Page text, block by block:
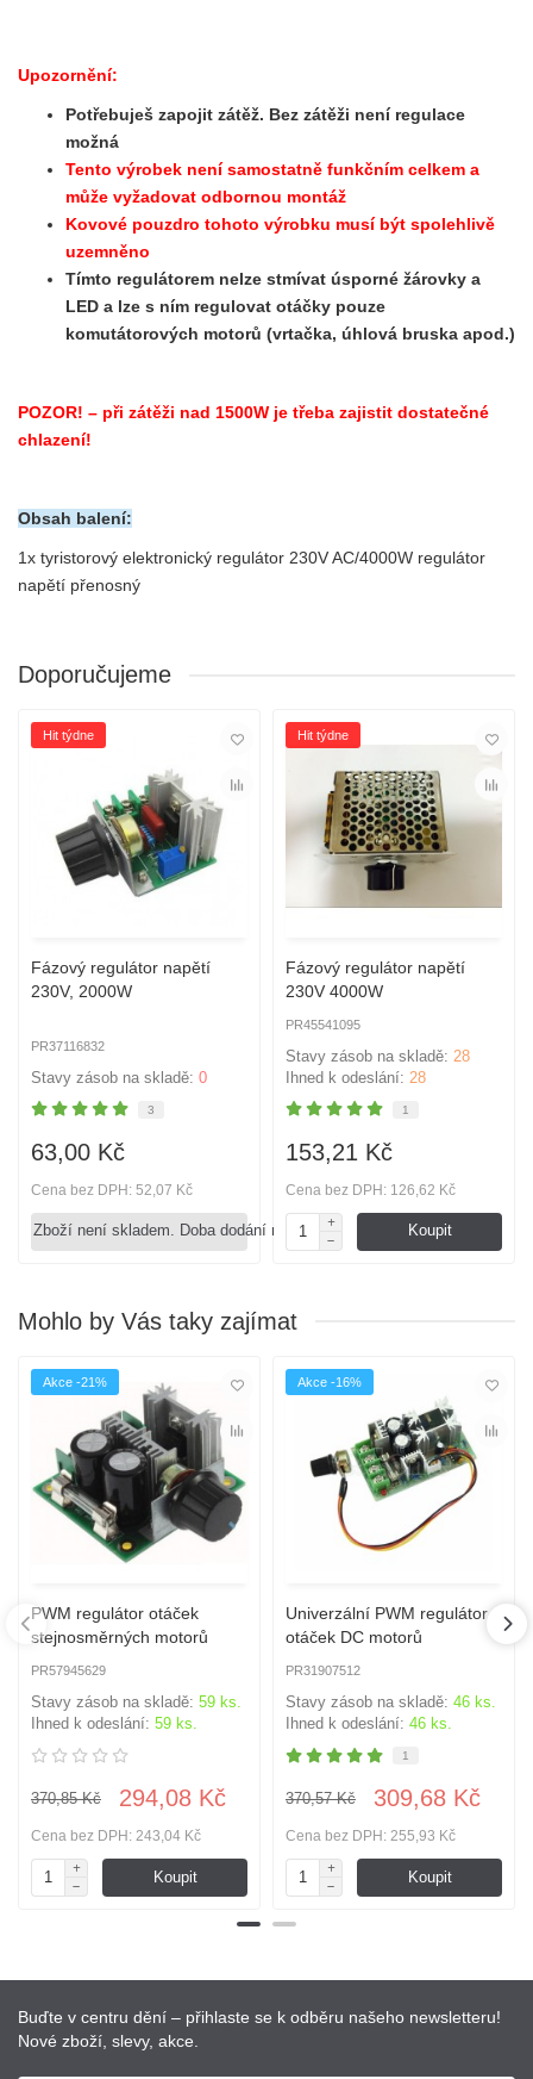
Upozornění:
Potřebuješ zapojit zátěž. Bez zátěži není regulace
možná
Tento výrobek není samostatně funkčním celkem a
může vyžadovat odbornou montáž
Kovové pouzdro tohoto výrobku musí být spolehlivě
uzemněno
Tímto regulátorem nelze stmívat úsporné žárovky a
LED a lze s ním regulovat otáčky pouze
komutátorových motorů (vrtačka, úhlová bruska apod.)
POZOR! – při zátěži nad 1500W je třeba zajistit dostatečné
chlazení!
Obsah balení:
1x tyristorový elektronický regulátor 230V AC/4000W regulátor
napětí přenosný
Doporučujeme
Hit týdne
Fázový regulátor napětí
230V, 2000W
PR37116832
Stavy zásob na skladě: 0
3
63,00 Kč
Cena bez DPH: 52,07 Kč
Zboží není skladem. Doba dodání není známa.
Hit týdne
Fázový regulátor napětí
230V 4000W
PR45541095
Stavy zásob na skladě: 28
Ihned k odeslání: 28
1
153,21 Kč
Cena bez DPH: 126,62 Kč
Koupit
Mohlo by Vás taky zajímat
Akce -21%
PWM regulátor otáček
stejnosměrných motorů
PR57945629
Stavy zásob na skladě: 59 ks.
Ihned k odeslání: 59 ks.
370,85 Kč 294,08 Kč
Cena bez DPH: 243,04 Kč
Koupit
Akce -16%
Univerzální PWM regulátor
otáček DC motorů
PR31907512
Stavy zásob na skladě: 46 ks.
Ihned k odeslání: 46 ks.
1
370,57 Kč 309,68 Kč
Cena bez DPH: 255,93 Kč
Koupit
Buďte v centru dění – přihlaste se k odběru našeho newsletteru!
Nové zboží, slevy, akce.